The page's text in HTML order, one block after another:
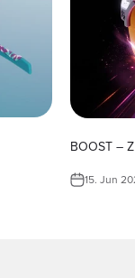
BOOST –
15. Jun